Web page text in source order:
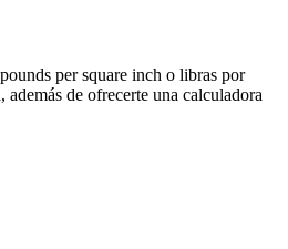
per square inch o libras por
de ofrecerte una calculadora